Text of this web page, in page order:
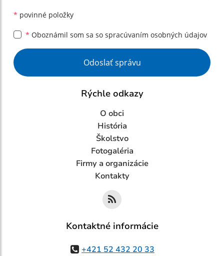
* povinné položky
* Oboznámil som sa so spracúvaním osobných údajov
Google reCaptcha Response
Odoslať správu
Rýchle odkazy
O obci
História
Školstvo
Fotogaléria
Firmy a organizácie
Kontakty
Kontaktné informácie
+421 52 432 20 33